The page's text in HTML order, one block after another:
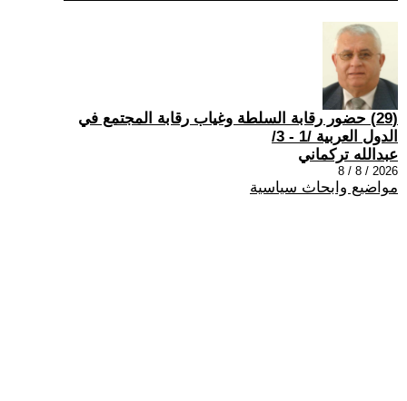
(29) حضور رقابة السلطة وغياب رقابة المجتمع في
الدول العربية /1 - 3/
عبدالله تركماني
2026 / 8 / 8
مواضيع وابحاث سياسية